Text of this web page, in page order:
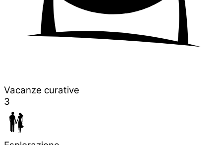
Vacanze curative
3